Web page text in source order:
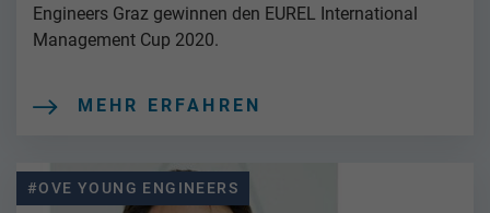
Engineers Graz gewinnen den EUREL International
Management Cup 2020.
MEHR ERFAHREN
#OVE YOUNG ENGINEERS